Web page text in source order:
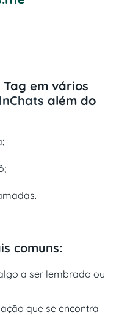
em vários
além do
;
comuns:
a ser lembrado ou
que se encontra